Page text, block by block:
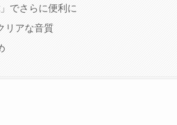
でさらに便利に
リアな音質